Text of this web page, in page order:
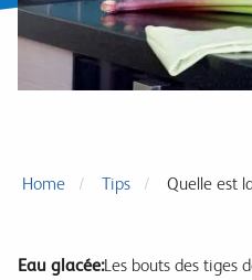
Home Tips Quelle est
Eau glacée:Les bouts des tiges